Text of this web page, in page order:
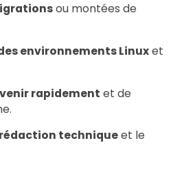
ou montées de
environnements Linuxet
rapidement et de
techniqueet le